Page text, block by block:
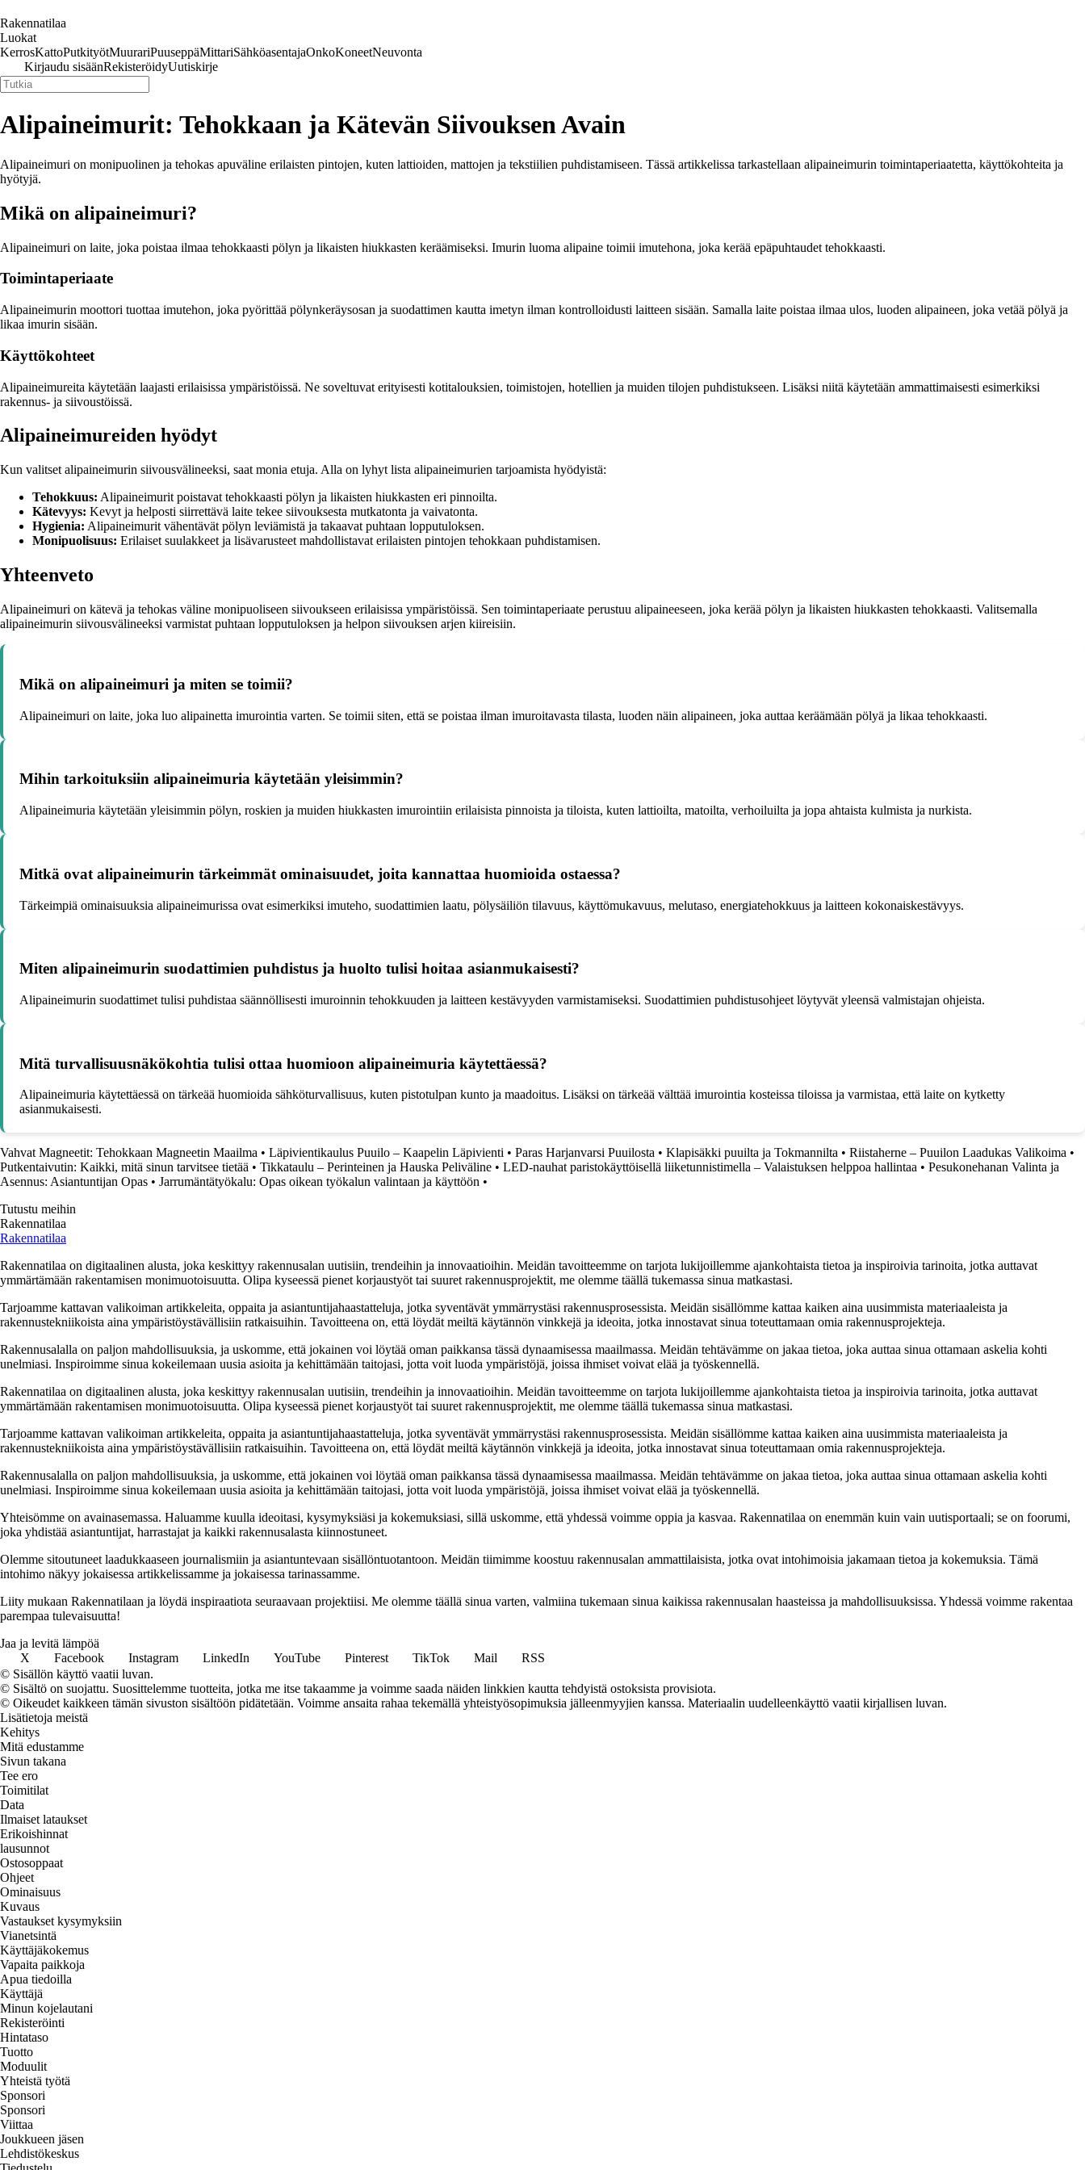
Rakennatilaa
Luokat
KerrosKattoPutkityötMuurariPuuseppäMittariSähköasentajaOnkoKoneetNeuvonta
Kirjaudu sisäänRekisteröidyUutiskirje
Alipaineimurit: Tehokkaan ja Kätevän Siivouksen Avain
Alipaineimuri on monipuolinen ja tehokas apuväline erilaisten pintojen, kuten lattioiden, mattojen ja tekstiilien puhdistamiseen. Tässä artikkelissa tarkastellaan alipaineimurin toimintaperiaatetta, käyttökohteita ja
hyötyjä.
Mikä on alipaineimuri?
Alipaineimuri on laite, joka poistaa ilmaa tehokkaasti pölyn ja likaisten hiukkasten keräämiseksi. Imurin luoma alipaine toimii imutehona, joka kerää epäpuhtaudet tehokkaasti.
Toimintaperiaate
Alipaineimurin moottori tuottaa imutehon, joka pyörittää pölynkeräysosan ja suodattimen kautta imetyn ilman kontrolloidusti laitteen sisään. Samalla laite poistaa ilmaa ulos, luoden alipaineen, joka vetää pölyä ja
likaa imurin sisään.
Käyttökohteet
Alipaineimureita käytetään laajasti erilaisissa ympäristöissä. Ne soveltuvat erityisesti kotitalouksien, toimistojen, hotellien ja muiden tilojen puhdistukseen. Lisäksi niitä käytetään ammattimaisesti esimerkiksi
rakennus- ja siivoustöissä.
Alipaineimureiden hyödyt
Kun valitset alipaineimurin siivousvälineeksi, saat monia etuja. Alla on lyhyt lista alipaineimurien tarjoamista hyödyistä:
Tehokkuus: Alipaineimurit poistavat tehokkaasti pölyn ja likaisten hiukkasten eri pinnoilta.
Kätevyys: Kevyt ja helposti siirrettävä laite tekee siivouksesta mutkatonta ja vaivatonta.
Hygienia: Alipaineimurit vähentävät pölyn leviämistä ja takaavat puhtaan lopputuloksen.
Monipuolisuus: Erilaiset suulakkeet ja lisävarusteet mahdollistavat erilaisten pintojen tehokkaan puhdistamisen.
Yhteenveto
Alipaineimuri on kätevä ja tehokas väline monipuoliseen siivoukseen erilaisissa ympäristöissä. Sen toimintaperiaate perustuu alipaineeseen, joka kerää pölyn ja likaisten hiukkasten tehokkaasti. Valitsemalla
alipaineimurin siivousvälineeksi varmistat puhtaan lopputuloksen ja helpon siivouksen arjen kiireisiin.
Mikä on alipaineimuri ja miten se toimii?
Alipaineimuri on laite, joka luo alipainetta imurointia varten. Se toimii siten, että se poistaa ilman imuroitavasta tilasta, luoden näin alipaineen, joka auttaa keräämään pölyä ja likaa tehokkaasti.
Mihin tarkoituksiin alipaineimuria käytetään yleisimmin?
Alipaineimuria käytetään yleisimmin pölyn, roskien ja muiden hiukkasten imurointiin erilaisista pinnoista ja tiloista, kuten lattioilta, matoilta, verhoiluilta ja jopa ahtaista kulmista ja nurkista.
Mitkä ovat alipaineimurin tärkeimmät ominaisuudet, joita kannattaa huomioida ostaessa?
Tärkeimpiä ominaisuuksia alipaineimurissa ovat esimerkiksi imuteho, suodattimien laatu, pölysäiliön tilavuus, käyttömukavuus, melutaso, energiatehokkuus ja laitteen kokonaiskestävyys.
Miten alipaineimurin suodattimien puhdistus ja huolto tulisi hoitaa asianmukaisesti?
Alipaineimurin suodattimet tulisi puhdistaa säännöllisesti imuroinnin tehokkuuden ja laitteen kestävyyden varmistamiseksi. Suodattimien puhdistusohjeet löytyvät yleensä valmistajan ohjeista.
Mitä turvallisuusnäkökohtia tulisi ottaa huomioon alipaineimuria käytettäessä?
Alipaineimuria käytettäessä on tärkeää huomioida sähköturvallisuus, kuten pistotulpan kunto ja maadoitus. Lisäksi on tärkeää välttää imurointia kosteissa tiloissa ja varmistaa, että laite on kytketty
asianmukaisesti.
Vahvat Magneetit: Tehokkaan Magneetin Maailma • Läpivientikaulus Puuilo – Kaapelin Läpivienti • Paras Harjanvarsi Puuilosta • Klapisäkki puuilta ja Tokmannilta • Riistaherne – Puuilon Laadukas Valikoima •
Putkentaivutin: Kaikki, mitä sinun tarvitsee tietää • Tikkataulu – Perinteinen ja Hauska Peliväline • LED-nauhat paristokäyttöisellä liiketunnistimella – Valaistuksen helppoa hallintaa • Pesukonehanan Valinta ja
Asennus: Asiantuntijan Opas • Jarrumäntätyökalu: Opas oikean työkalun valintaan ja käyttöön •
Tutustu meihin
Rakennatilaa
Rakennatilaa
Rakennatilaa on digitaalinen alusta, joka keskittyy rakennusalan uutisiin, trendeihin ja innovaatioihin. Meidän tavoitteemme on tarjota lukijoillemme ajankohtaista tietoa ja inspiroivia tarinoita, jotka auttavat
ymmärtämään rakentamisen monimuotoisuutta. Olipa kyseessä pienet korjaustyöt tai suuret rakennusprojektit, me olemme täällä tukemassa sinua matkastasi.
Tarjoamme kattavan valikoiman artikkeleita, oppaita ja asiantuntijahaastatteluja, jotka syventävät ymmärrystäsi rakennusprosessista. Meidän sisällömme kattaa kaiken aina uusimmista materiaaleista ja
rakennustekniikoista aina ympäristöystävällisiin ratkaisuihin. Tavoitteena on, että löydät meiltä käytännön vinkkejä ja ideoita, jotka innostavat sinua toteuttamaan omia rakennusprojekteja.
Rakennusalalla on paljon mahdollisuuksia, ja uskomme, että jokainen voi löytää oman paikkansa tässä dynaamisessa maailmassa. Meidän tehtävämme on jakaa tietoa, joka auttaa sinua ottamaan askelia kohti
unelmiasi. Inspiroimme sinua kokeilemaan uusia asioita ja kehittämään taitojasi, jotta voit luoda ympäristöjä, joissa ihmiset voivat elää ja työskennellä.
Rakennatilaa on digitaalinen alusta, joka keskittyy rakennusalan uutisiin, trendeihin ja innovaatioihin. Meidän tavoitteemme on tarjota lukijoillemme ajankohtaista tietoa ja inspiroivia tarinoita, jotka auttavat
ymmärtämään rakentamisen monimuotoisuutta. Olipa kyseessä pienet korjaustyöt tai suuret rakennusprojektit, me olemme täällä tukemassa sinua matkastasi.
Tarjoamme kattavan valikoiman artikkeleita, oppaita ja asiantuntijahaastatteluja, jotka syventävät ymmärrystäsi rakennusprosessista. Meidän sisällömme kattaa kaiken aina uusimmista materiaaleista ja
rakennustekniikoista aina ympäristöystävällisiin ratkaisuihin. Tavoitteena on, että löydät meiltä käytännön vinkkejä ja ideoita, jotka innostavat sinua toteuttamaan omia rakennusprojekteja.
Rakennusalalla on paljon mahdollisuuksia, ja uskomme, että jokainen voi löytää oman paikkansa tässä dynaamisessa maailmassa. Meidän tehtävämme on jakaa tietoa, joka auttaa sinua ottamaan askelia kohti
unelmiasi. Inspiroimme sinua kokeilemaan uusia asioita ja kehittämään taitojasi, jotta voit luoda ympäristöjä, joissa ihmiset voivat elää ja työskennellä.
Yhteisömme on avainasemassa. Haluamme kuulla ideoitasi, kysymyksiäsi ja kokemuksiasi, sillä uskomme, että yhdessä voimme oppia ja kasvaa. Rakennatilaa on enemmän kuin vain uutisportaali; se on foorumi,
joka yhdistää asiantuntijat, harrastajat ja kaikki rakennusalasta kiinnostuneet.
Olemme sitoutuneet laadukkaaseen journalismiin ja asiantuntevaan sisällöntuotantoon. Meidän tiimimme koostuu rakennusalan ammattilaisista, jotka ovat intohimoisia jakamaan tietoa ja kokemuksia. Tämä
intohimo näkyy jokaisessa artikkelissamme ja jokaisessa tarinassamme.
Liity mukaan Rakennatilaan ja löydä inspiraatiota seuraavaan projektiisi. Me olemme täällä sinua varten, valmiina tukemaan sinua kaikissa rakennusalan haasteissa ja mahdollisuuksissa. Yhdessä voimme rakentaa
parempaa tulevaisuutta!
Jaa ja levitä lämpöä
X
Facebook Instagram LinkedIn YouTube Pinterest TikTok Mail
RSS
© Sisällön käyttö vaatii luvan.
© Sisältö on suojattu. Suosittelemme tuotteita, jotka me itse takaamme ja voimme saada näiden linkkien kautta tehdyistä ostoksista provisiota.
© Oikeudet kaikkeen tämän sivuston sisältöön pidätetään. Voimme ansaita rahaa tekemällä yhteistyösopimuksia jälleenmyyjien kanssa. Materiaalin uudelleenkäyttö vaatii kirjallisen luvan.
Lisätietoja meistä
Kehitys
Mitä edustamme
Sivun takana
Tee ero
Toimitilat
Data
Ilmaiset lataukset
Erikoishinnat
lausunnot
Ostosoppaat
Ohjeet
Ominaisuus
Kuvaus
Vastaukset kysymyksiin
Vianetsintä
Käyttäjäkokemus
Vapaita paikkoja
Apua tiedoilla
Käyttäjä
Minun kojelautani
Rekisteröinti
Hintataso
Tuotto
Moduulit
Yhteistä työtä
Sponsori
Sponsori
Viittaa
Joukkueen jäsen
Lehdistökeskus